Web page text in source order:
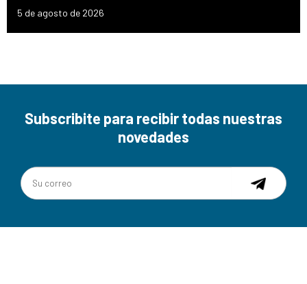
5 de agosto de 2026
Subscribite para recibir todas nuestras
novedades